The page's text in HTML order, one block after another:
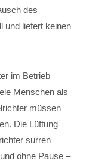
des
und liefert keinen
im Betrieb
Menschen als
müssen
Die Lüftung
surren
ohne Pause –